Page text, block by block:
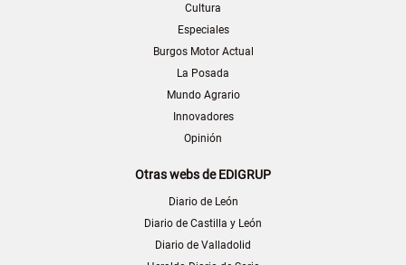
Cultura
Especiales
Burgos Motor Actual
La Posada
Mundo Agrario
Innovadores
Opinión
Otras webs de EDIGRUP
Diario de León
Diario de Castilla y León
Diario de Valladolid